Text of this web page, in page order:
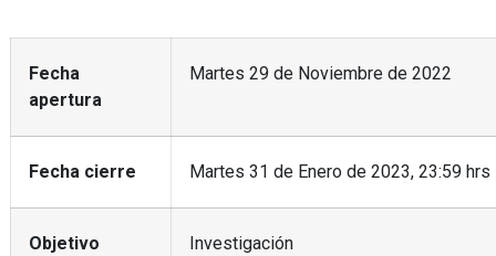
Fecha
apertura
Martes 29 de Noviembre de 2022
Fecha cierre Martes 31 de Enero de 2023, 23:59 hrs
Objetivo Investigación